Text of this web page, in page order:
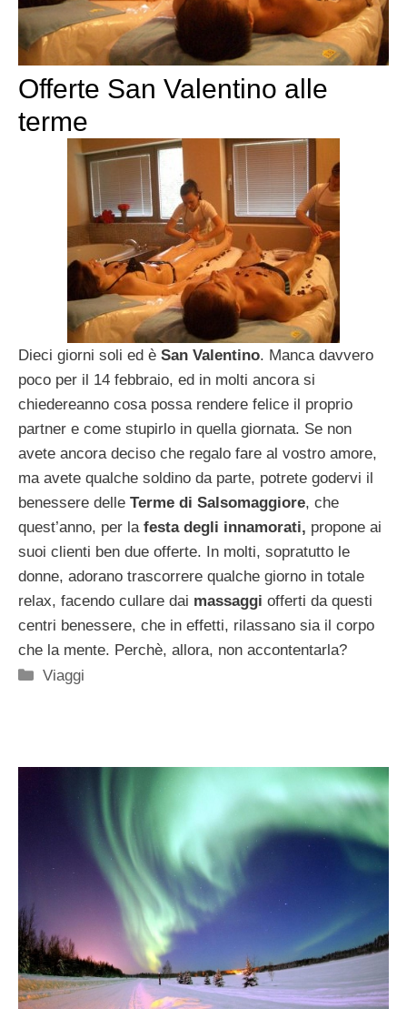
Offerte San Valentino alle
terme
Dieci giorni soli ed è San Valentino. Manca davvero
poco per il 14 febbraio, ed in molti ancora si
chiedereanno cosa possa rendere felice il proprio
partner e come stupirlo in quella giornata. Se non
avete ancora deciso che regalo fare al vostro amore,
ma avete qualche soldino da parte, potrete godervi il
benessere delle Terme di Salsomaggiore, che
quest’anno, per la festa degli innamorati, propone ai
suoi clienti ben due offerte. In molti, sopratutto le
donne, adorano trascorrere qualche giorno in totale
relax, facendo cullare dai massaggi offerti da questi
centri benessere, che in effetti, rilassano sia il corpo
che la mente. Perchè, allora, non accontentarla?
Categorie
Viaggi